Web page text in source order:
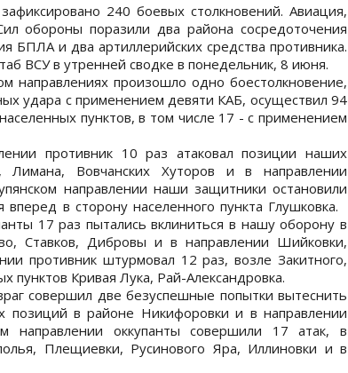
240 боевых столкновений. Авиация,
обороны поразили два района сосредоточения
БПЛА и два артиллерийских средства противника.
ВСУ в утренней сводке в понедельник, 8 июня.
направлениях произошло одно боестолкновение,
удара с применением девяти КАБ, осуществил 94
пунктов, в том числе 17 - с применением
противник 10 раз атаковал позиции наших
Лимана, Вовчанских Хуторов и в направлении
направлении наши защитники остановили
вперед в сторону населенного пункта Глушковка.
17 раз пытались вклиниться в нашу оборону в
Ставков, Дибровы и в направлении Шийковки,
противник штурмовал 12 раз, возле Закитного,
пунктов Кривая Лука, Рай-Александровка.
совершил две безуспешные попытки вытеснить
позиций в районе Никифоровки и в направлении
направлении оккупанты совершили 17 атак, в
Плещиевки, Русинового Яра, Иллиновки и в